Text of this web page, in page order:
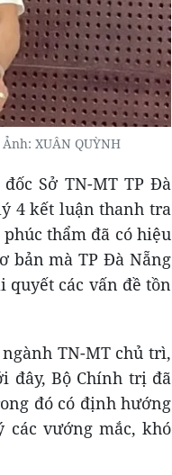
XUÂN QUỲNH
Sở TN-MT TP Đà
4 kết luận thanh tra
thẩm đã có hiệu
bản mà TP Đà Nẵng
quyết các vấn đề tồn
TN-MT chủ trì,
đây, Bộ Chính trị đã
đó có định hướng
vướng mắc, khó